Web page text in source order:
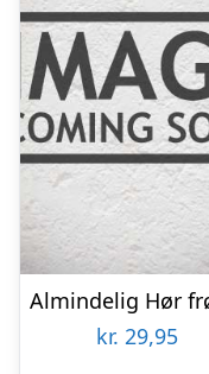
kr. 29,95